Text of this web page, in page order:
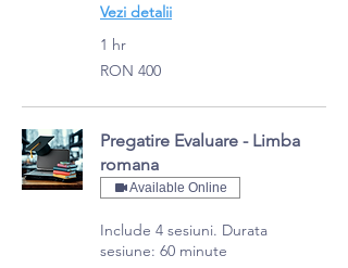
Vezi detalii
1 hr
400
Romanian
RON 400
Pregatire Evaluare - Limba
romana
Available Online
Include 4 sesiuni. Durata
sesiune: 60 minute